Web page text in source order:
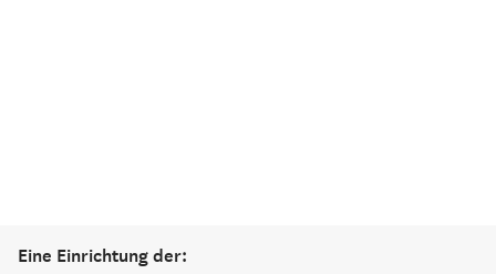
Eine Einrichtung der: